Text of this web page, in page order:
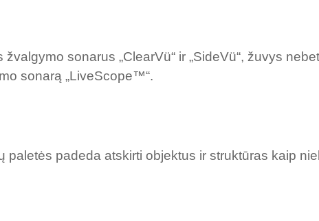
sonarus „ClearVü“ ir „SideVü“, žuvys
sonarą „LiveScope™“.
padeda atskirti objektus ir struktūras kaip